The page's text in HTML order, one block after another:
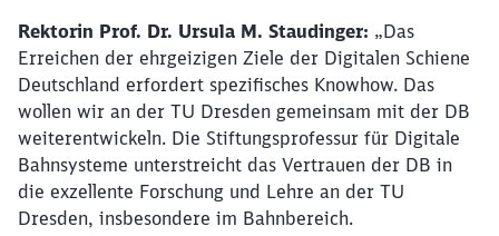
Rektorin Prof. Dr. Ursula M. Staudinger: „Das
Erreichen der ehrgeizigen Ziele der Digitalen Schiene
Deutschland erfordert spezifisches Knowhow. Das
wollen wir an der TU Dresden gemeinsam mit der DB
weiterentwickeln. Die Stiftungsprofessur für Digitale
Bahnsysteme unterstreicht das Vertrauen der DB in
die exzellente Forschung und Lehre an der TU
Dresden, insbesondere im Bahnbereich.